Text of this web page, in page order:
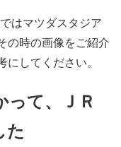
はマツダスタジア
の時の画像をご紹介
してください。
て、ＪＲ
た